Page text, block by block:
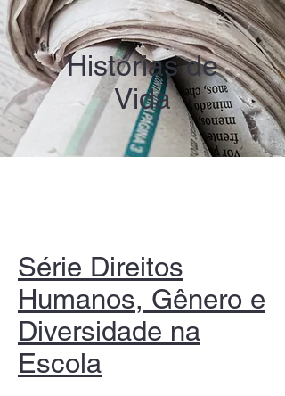
Histórias de
Vida
Série Direitos
Humanos, Gênero e
Diversidade na
Escola